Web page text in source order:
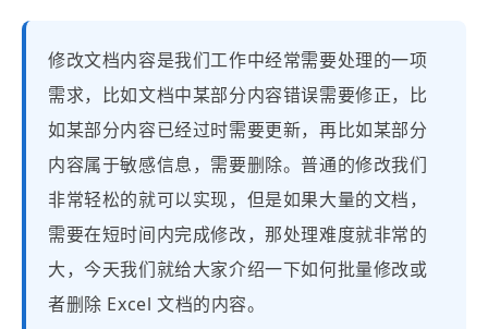
修改文档内容是我们工作中经常需要处理的一项
需求，比如文档中某部分内容错误需要修正，比
如某部分内容已经过时需要更新，再比如某部分
内容属于敏感信息，需要删除。普通的修改我们
非常轻松的就可以实现，但是如果大量的文档，
需要在短时间内完成修改，那处理难度就非常的
大，今天我们就给大家介绍一下如何批量修改或
者删除 Excel 文档的内容。